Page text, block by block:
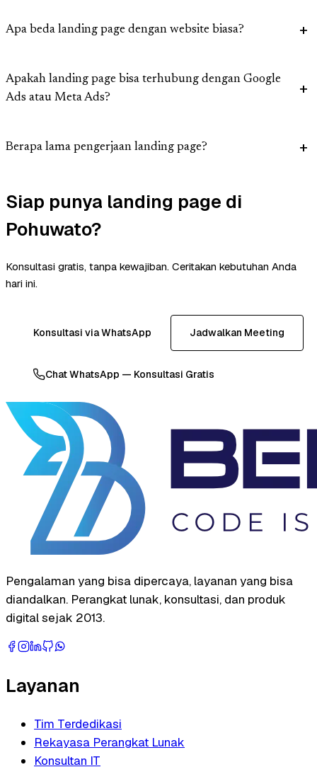
Apa beda landing page dengan website biasa?
Apakah landing page bisa terhubung dengan Google
Ads atau Meta Ads?
Berapa lama pengerjaan landing page?
Siap punya landing page di
Pohuwato?
Konsultasi gratis, tanpa kewajiban. Ceritakan kebutuhan Anda
hari ini.
Konsultasi via WhatsApp Jadwalkan Meeting
Chat WhatsApp — Konsultasi Gratis
Pengalaman yang bisa dipercaya, layanan yang bisa
diandalkan. Perangkat lunak, konsultasi, dan produk
digital sejak 2013.
Layanan
Tim Terdedikasi
Rekayasa Perangkat Lunak
Konsultan IT